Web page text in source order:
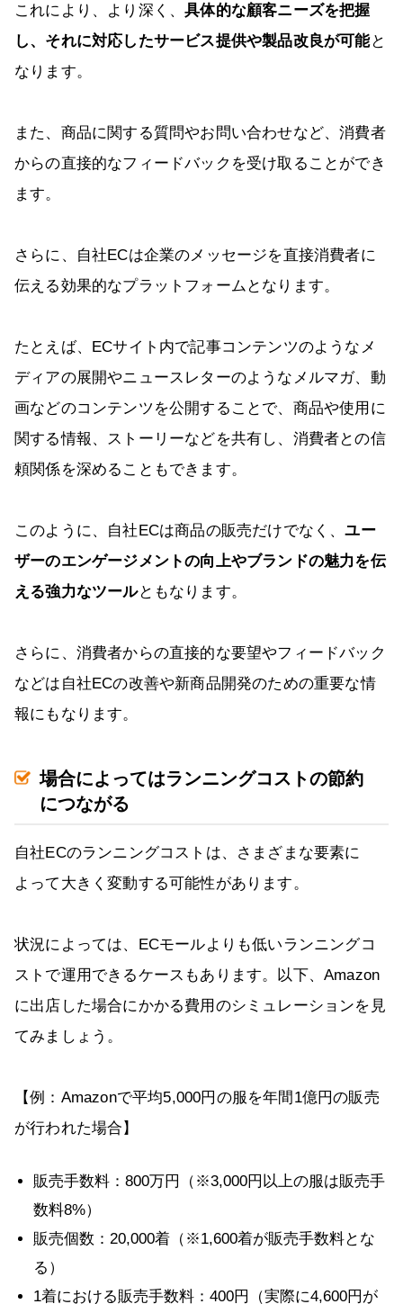
これにより、より深く、具体的な顧客ニーズを把握
し、それに対応したサービス提供や製品改良が可能と
なります。
また、商品に関する質問やお問い合わせなど、消費者
からの直接的なフィードバックを受け取ることができ
ます。
さらに、自社ECは企業のメッセージを直接消費者に
伝える効果的なプラットフォームとなります。
たとえば、ECサイト内で記事コンテンツのようなメ
ディアの展開やニュースレターのようなメルマガ、動
画などのコンテンツを公開することで、商品や使用に
関する情報、ストーリーなどを共有し、消費者との信
頼関係を深めることもできます。
このように、自社ECは商品の販売だけでなく、ユー
ザーのエンゲージメントの向上やブランドの魅力を伝
える強力なツールともなります。
さらに、消費者からの直接的な要望やフィードバック
などは自社ECの改善や新商品開発のための重要な情
報にもなります。
場合によってはランニングコストの節約
につながる
自社ECのランニングコストは、さまざまな要素に
よって大きく変動する可能性があります。
状況によっては、ECモールよりも低いランニングコ
ストで運用できるケースもあります。以下、Amazon
に出店した場合にかかる費用のシミュレーションを見
てみましょう。
【例：Amazonで平均5,000円の服を年間1億円の販売
が行われた場合】
販売手数料：800万円（※3,000円以上の服は販売手
数料8%）
販売個数：20,000着（※1,600着が販売手数料とな
る）
1着における販売手数料：400円（実際に4,600円が